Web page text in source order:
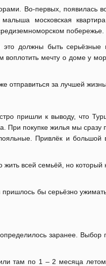
Во-первых, появилась
московская
побережье.
должны быть
мечту о доме у
отправиться за лучшей
пришли к выводу, что
При покупке жилья мы
Привлёк и большой
всей семьёй, но который
бы серьёзно
заранее. Выбор
там по 1 – 2 месяца